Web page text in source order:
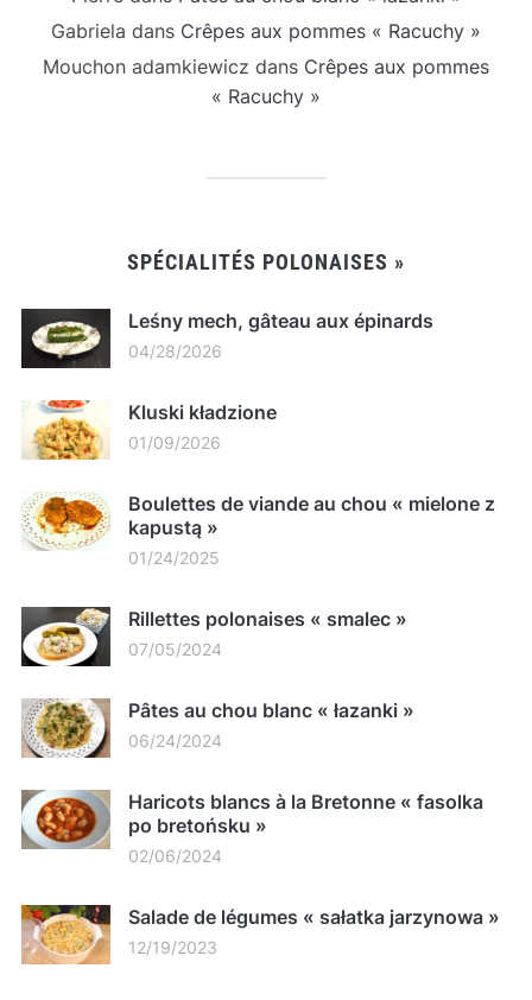
Gabriela dans Crêpes aux pommes « Racuchy »
Mouchon adamkiewicz dans Crêpes aux pommes
« Racuchy »
SPÉCIALITÉS POLONAISES »
Leśny mech, gâteau aux épinards
04/28/2026
Kluski kładzione
01/09/2026
Boulettes de viande au chou « mielone z
kapustą »
01/24/2025
Rillettes polonaises « smalec »
07/05/2024
Pâtes au chou blanc « łazanki »
06/24/2024
Haricots blancs à la Bretonne « fasolka
po bretońsku »
02/06/2024
Salade de légumes « sałatka jarzynowa »
12/19/2023